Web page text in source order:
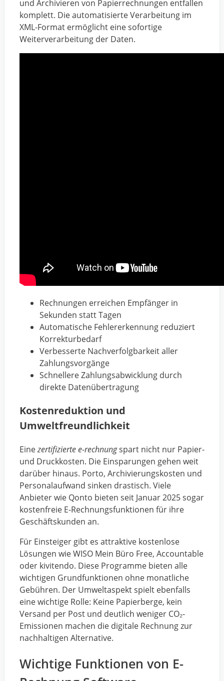
und Archivieren von Papierrechnungen entfallen
komplett. Die automatisierte Verarbeitung im
XML-Format ermöglicht eine sofortige
Weiterverarbeitung der Daten.
Rechnungen erreichen Empfänger in
Sekunden statt Tagen
Automatische Fehlererkennung reduziert
Korrekturbedarf
Verbesserte Nachverfolgbarkeit aller
Zahlungsvorgänge
Schnellere Zahlungsabwicklung durch
direkte Datenübertragung
Kostenreduktion und
Umweltfreundlichkeit
Einezertifizierte e-rechnungspart nicht nur Papier-
und Druckkosten. Die Einsparungen gehen weit
darüber hinaus. Porto, Archivierungskosten und
Personalaufwand sinken drastisch. Viele
Anbieter wie Qonto bieten seit Januar 2025 sogar
kostenfreie E-Rechnungsfunktionen für ihre
Geschäftskunden an.
Für Einsteiger gibt es attraktive kostenlose
Lösungen wie WISO Mein Büro Free, Accountable
oder kivitendo. Diese Programme bieten alle
wichtigen Grundfunktionen ohne monatliche
Gebühren. Der Umweltaspekt spielt ebenfalls
eine wichtige Rolle: Keine Papierberge, kein
Versand per Post und deutlich weniger CO₂-
Emissionen machen die digitale Rechnung zur
nachhaltigen Alternative.
Wichtige Funktionen von E-